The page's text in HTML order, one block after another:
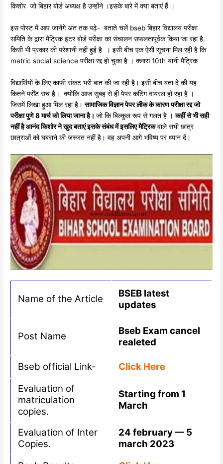
किशोर जो बिहार बोर्ड अध्यक्ष है उन्होंने ।इसके बारे में क्या बताएं हैं ।
इस पोस्ट में आप जानेंगे अंत तक पढ़े- बताते चलें bseb बिहार विद्यालय परीक्षा
समिति के द्वारा मैट्रिक इंटर बोर्ड परीक्षा का संचालन सफलतापूर्वक किया जा रहा है.
किसी भी प्रकार की परेशानी नहीं हुई है । इसी बीच एक ऐसी सूचना मिल रही है कि
matric social science परीक्षा रद्द हो चुका है । क्लास 10th यानी मैट्रिक
विद्यार्थियों के लिए काफी संकट भरी बात की जा रही है। इसी बीच बता दे की यह
कितने पर्सेंट सच है। क्योंकि आज सुबह से ही पेपर कटिंग वायरल हो रहा है ।
जिसमें लिखा हुआ मिल रहा है।सामाजिक विज्ञान पेपर लीक के कारण परीक्षा रद्द जो
परीक्षा पुणे 8 मार्च को लिया जाना है।जो कि बिल्कुल रूप से गलत है ।कहीं से भी सही
नहीं है आनंद किशोर ने खुद बताएं इसके संबंध में इसलिए मैट्रिकवाले सभी छात्र
छात्राओं को घबराने की जरूरत नहीं है। वह अपनी आगे भविष्य पर ध्यान दें।
Name of the Article
BSEB latest
updates
Post Name
Bseb Exam cancel
realeted
Bseb official Link-
Click Here
Evaluation of
matriculation
copies.
Starting from 1
March
Evaluation of Inter
Copies.
24 february — 5
march 2023